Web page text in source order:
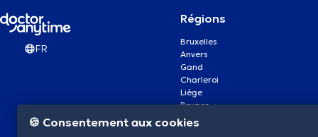
FR
Régions
Bruxelles
Anvers
Gand
Charleroi
Liège
Bruges
Namur
🍪 Consentement aux cookies